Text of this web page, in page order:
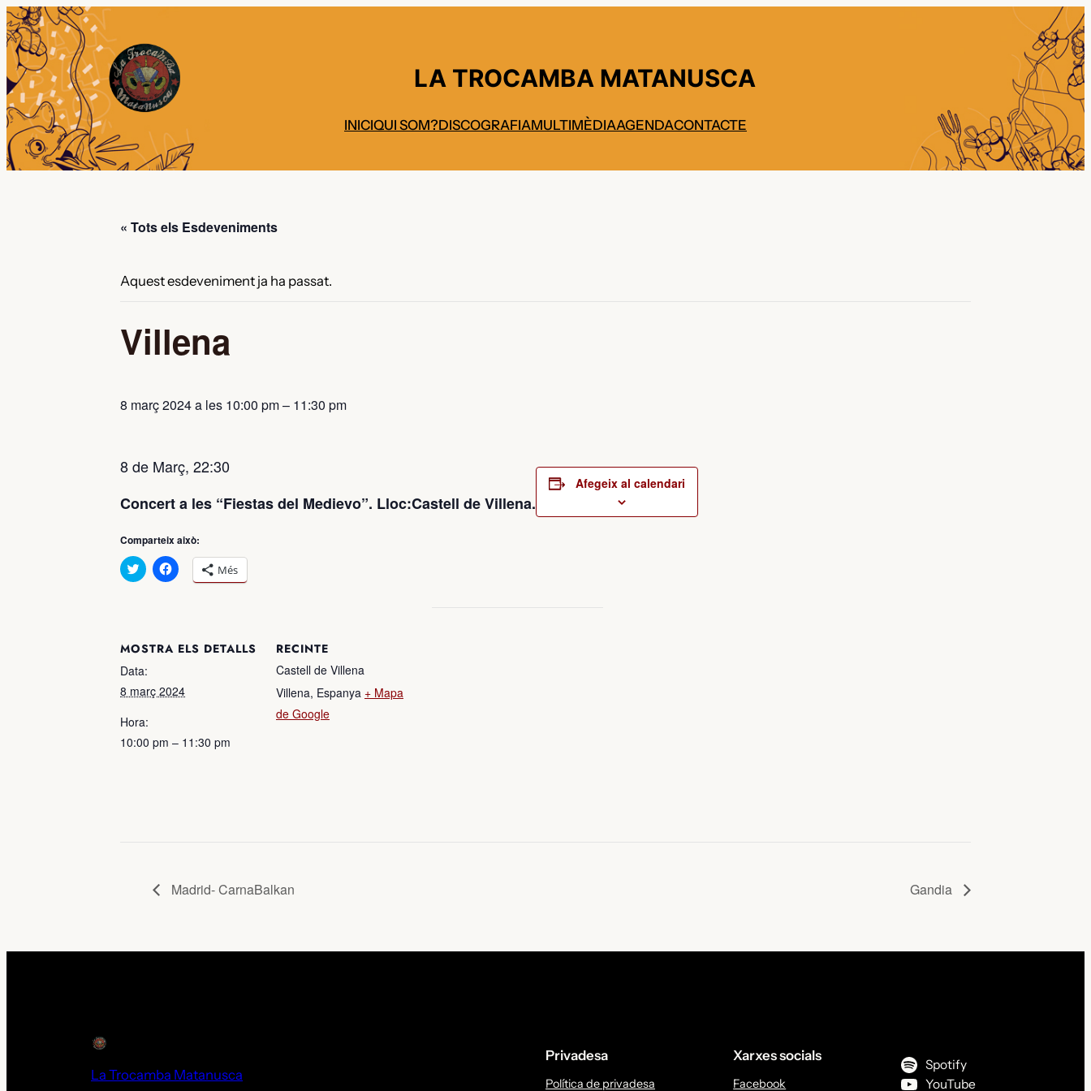
LA TROCAMBA MATANUSCA
INICIQUI SOM?DISCOGRAFIAMULTIMÈDIAAGENDACONTACTE
« Tots els Esdeveniments
Aquest esdeveniment ja ha passat.
Villena
8 març 2024 a les 10:00 pm– 11:30 pm
8 de Març, 22:30
Concert a les “Fiestas del Medievo”. Lloc:Castell de Villena.
Comparteix això:
Feu
clic
una
finestra)
Feu
clic
una
Més
Afegeix al calendari
MOSTRA ELS DETALLS
Data:
8 març 2024
Hora:
10:00 pm – 11:30 pm
RECINTE
Castell de Villena
Villena, Espanya + Mapa
de Google
Madrid- CarnaBalkan Gandia
La Trocamba Matanusca
Privadesa
Política de privadesa
Xarxes socials
Facebook
Spotify
YouTube